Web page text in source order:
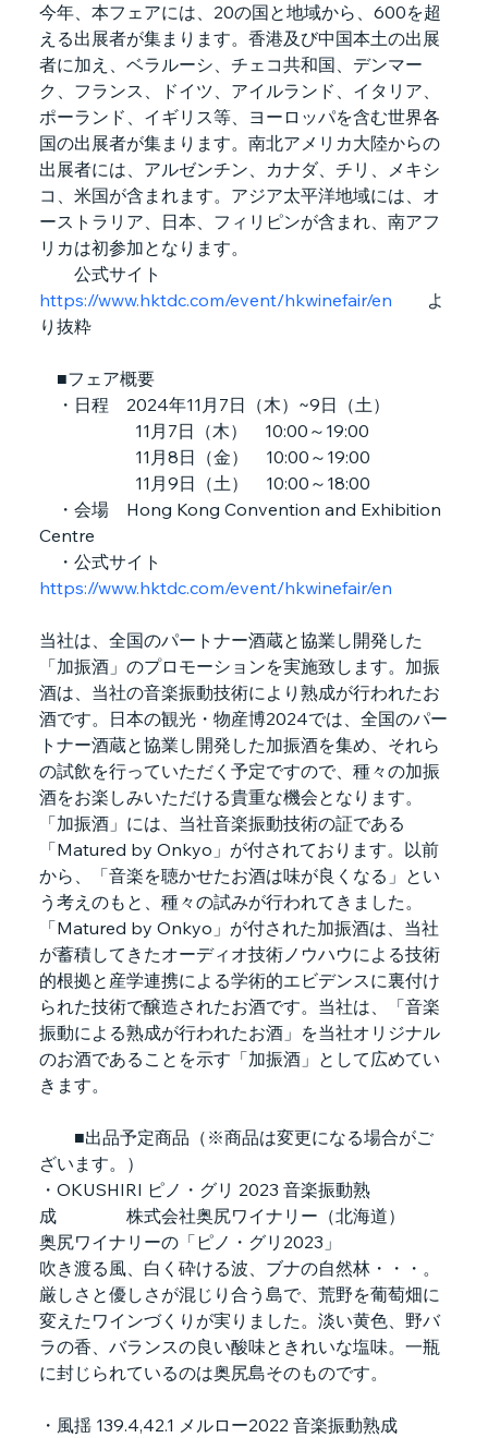
今年、本フェアには、20の国と地域から、600を超
える出展者が集まります。香港及び中国本土の出展
者に加え、ベラルーシ、チェコ共和国、デンマー
ク、フランス、ドイツ、アイルランド、イタリア、
ポーランド、イギリス等、ヨーロッパを含む世界各
国の出展者が集まります。南北アメリカ大陸からの
出展者には、アルゼンチン、カナダ、チリ、メキシ
コ、米国が含まれます。アジア太平洋地域には、オ
ーストラリア、日本、フィリピンが含まれ、南アフ
リカは初参加となります。
公式サイト
https://www.hktdc.com/event/hkwinefair/en よ
り抜粋
■フェア概要
・日程　2024年11月7日（木）~9日（土）
11月7日（木）　10:00～19:00
11月8日（金）　10:00～19:00
11月9日（土）　10:00～18:00
・会場　Hong Kong Convention and Exhibition
Centre
・公式サイト
https://www.hktdc.com/event/hkwinefair/en
当社は、全国のパートナー酒蔵と協業し開発した
「加振酒」のプロモーションを実施致します。加振
酒は、当社の音楽振動技術により熟成が行われたお
酒です。日本の観光・物産博2024では、全国のパー
トナー酒蔵と協業し開発した加振酒を集め、それら
の試飲を行っていただく予定ですので、種々の加振
酒をお楽しみいただける貴重な機会となります。
「加振酒」には、当社音楽振動技術の証である
「Matured by Onkyo」が付されております。以前
から、「音楽を聴かせたお酒は味が良くなる」とい
う考えのもと、種々の試みが行われてきました。
「Matured by Onkyo」が付された加振酒は、当社
が蓄積してきたオーディオ技術ノウハウによる技術
的根拠と産学連携による学術的エビデンスに裏付け
られた技術で醸造されたお酒です。当社は、「音楽
振動による熟成が行われたお酒」を当社オリジナル
のお酒であることを示す「加振酒」として広めてい
きます。
■出品予定商品（※商品は変更になる場合がご
ざいます。）
・OKUSHIRI ピノ・グリ 2023 音楽振動熟
成　　　　株式会社奥尻ワイナリー（北海道）
奥尻ワイナリーの「ピノ・グリ2023」
吹き渡る風、白く砕ける波、ブナの自然林・・・。
厳しさと優しさが混じり合う島で、荒野を葡萄畑に
変えたワインづくりが実りました。淡い黄色、野バ
ラの香、バランスの良い酸味ときれいな塩味。一瓶
に封じられているのは奥尻島そのものです。
・風揺 139.4,42.1 メルロー2022 音楽振動熟成